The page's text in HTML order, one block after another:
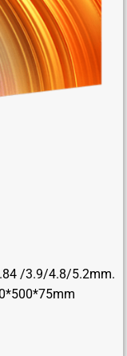
/3.9/4.8/5.2mm.